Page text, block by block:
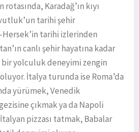
Karadağ’ın kıyı
tarihi şehir
tarihi izlerinden
canlı şehir hayatına kadar
bir yolculuk deneyimi zengin
İtalya turunda ise Roma’da
yürümek, Venedik
çıkmak ya da Napoli
pizzası tatmak, Babalar